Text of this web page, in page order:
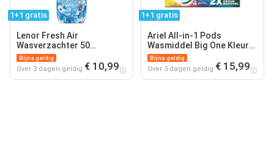
1+1 gratis
Lenor Fresh Air
Wasverzachter 50
Wasbeurten
Bijna geldig
Over 3 dagen geldig € 10,99
1+1 gratis
Ariel All-in-1 Pods
Wasmiddel Big One Kleur
12 Wasbeurten
Bijna geldig
Over 3 dagen geldig € 15,99